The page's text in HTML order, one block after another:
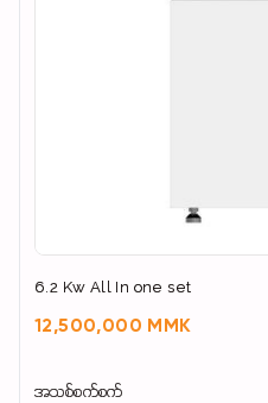
6.2 Kw All In one set
12,500,000 MMK
အသစ်စက်စက်